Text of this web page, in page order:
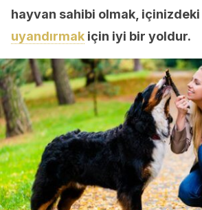
hayvan sahibi olmak,
uyandırmak için iyi bir yoldur.